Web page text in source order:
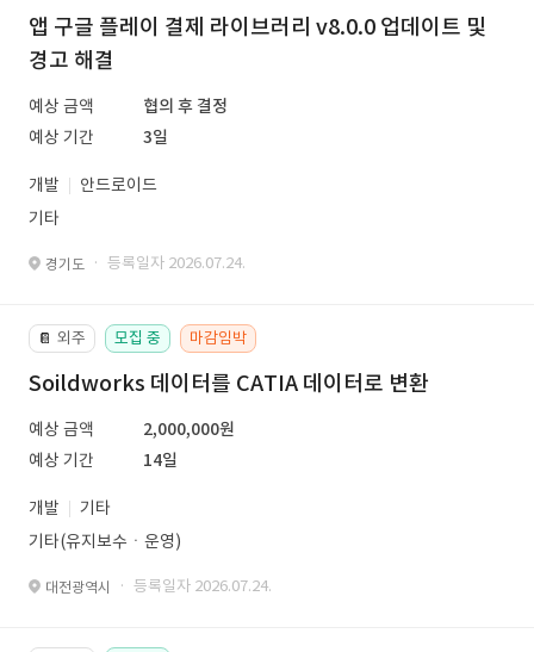
앱 구글 플레이 결제 라이브러리 v8.0.0 업데이트 및
경고 해결
예상 금액
협의 후 결정
예상 기간
3일
개발
안드로이드
기타
경기도 · 등록일자 2026.07.24.
📔 외주 모집 중 마감임박
Soildworks 데이터를 CATIA 데이터로 변환
예상 금액
2,000,000원
예상 기간
14일
개발
기타
기타(유지보수ㆍ운영)
대전광역시 · 등록일자 2026.07.24.